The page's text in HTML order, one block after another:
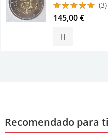
Avaliação
5.00 de 5
(3)
145,00€
Recomendado para ti